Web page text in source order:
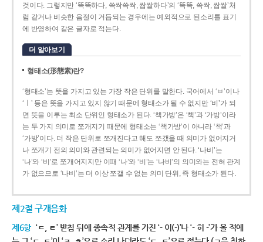
것이다. 그렇지만 ‘똑똑하다, 쓱싹쓱싹, 쌉쌀하다’의 ‘똑똑, 쓱싹, 쌉쌀’처
럼 같거나 비슷한 음절이 거듭되는 경우에는 예외적으로 된소리를 표기
에 반영하여 같은 글자로 적는다.
더 알아보기
형태소(形態素)란?
‘형태소’는 뜻을 가지고 있는 가장 작은 단위를 말한다. 국어에서 ‘ㅂ’이나
‘ㅣ’ 등은 뜻을 가지고 있지 않기 때문에 형태소가 될 수 없지만 ‘비’가 되
면 뜻을 이루는 최소 단위인 형태소가 된다. ‘책가방’은 ‘책’과 ‘가방’이라
는 두 가지 의미로 쪼개지기 때문에 형태소는 ‘책가방’이 아니라 ‘책’과
‘가방’이다. 더 작은 단위로 쪼개진다고 해도 쪼갰을 때 의미가 없어지거
나 쪼개기 전의 의미와 관련되는 의미가 없어지면 안 된다. ‘나비’는
‘나’와 ‘비’로 쪼개어지지만 이때 ‘나’와 ‘비’는 ‘나비’의 의미와는 전혀 관계
가 없으므로 ‘나비’는 더 이상 쪼갤 수 없는 의미 단위, 즉 형태소가 된다.
제2절 구개음화
제6항 ‘ㄷ, ㅌ’ 받침 뒤에 종속적 관계를 가진 ‘- 이(-)’나 ‘- 히 -’가 올 적에